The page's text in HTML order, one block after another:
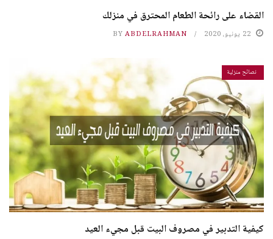
القضاء على رائحة الطعام المحترق في منزلك
22 يونيو، 2020 BY ABDELRAHMAN
نصائح منزلية
كيفية التدبير في مصروف البيت قبل مجيء العيد